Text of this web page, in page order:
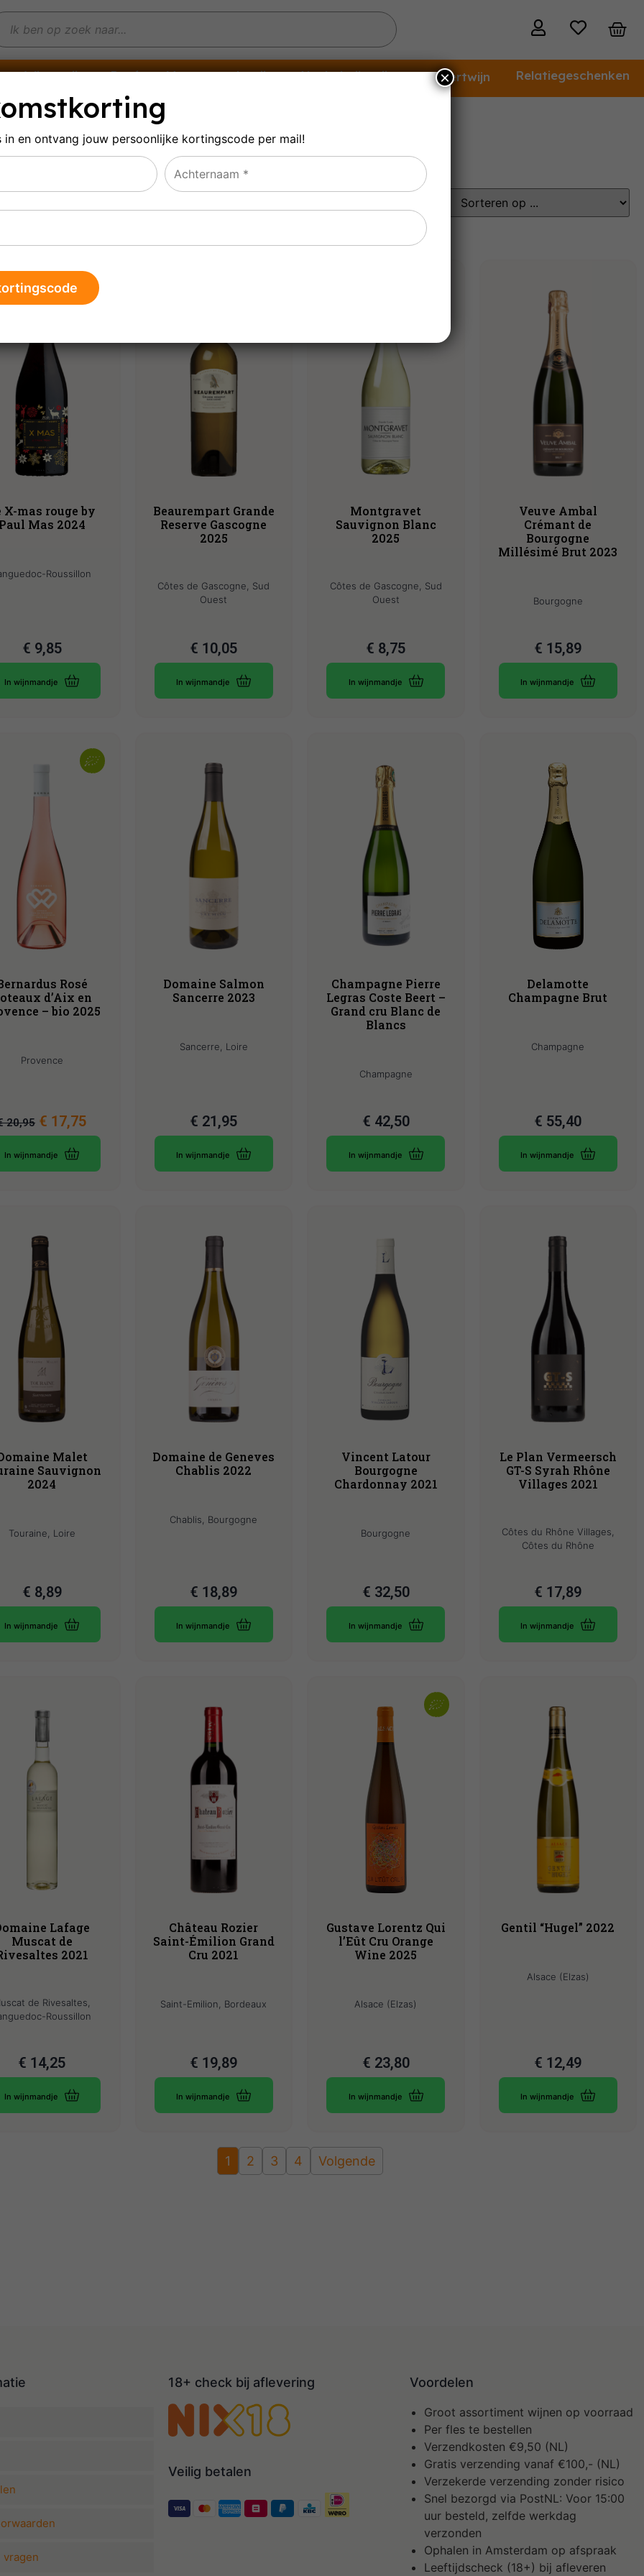
Witte wijn Rosé Mousserende wijn Alcoholvrije wijn Dessertwijn Relatiegeschenken
X-mas rouge by
Mas 2024
Roussillon
€ 9,85
In wijnmandje
Beaurempart Grande
Reserve Gascogne
2025
Côtes de Gascogne, Sud
Ouest
€ 10,05
In wijnmandje
Montgravet
Sauvignon Blanc
2025
Côtes de Gascogne, Sud
Ouest
€ 8,75
In wijnmandje
Veuve Ambal
Crémant de
Bourgogne
Millésimé Brut 2023
Bourgogne
€ 15,89
In wijnmandje
Rosé
d’Aix en
– bio 2025
Provence
20,95 € 17,75
In wijnmandje
Domaine Salmon
Sancerre 2023
Sancerre, Loire
€ 21,95
In wijnmandje
Champagne Pierre
Legras Coste Beert –
Grand cru Blanc de
Blancs
Champagne
€ 42,50
In wijnmandje
Delamotte
Champagne Brut
Champagne
€ 55,40
In wijnmandje
Malet
Sauvignon
2024
Touraine, Loire
€ 8,89
In wijnmandje
Domaine de Geneves
Chablis 2022
Chablis, Bourgogne
€ 18,89
In wijnmandje
Vincent Latour
Bourgogne
Chardonnay 2021
Bourgogne
€ 32,50
In wijnmandje
Le Plan Vermeersch
GT-S Syrah Rhône
Villages 2021
Côtes du Rhône Villages,
Côtes du Rhône
€ 17,89
In wijnmandje
Lafage
Muscat de
2021
de Rivesaltes,
Roussillon
€ 14,25
In wijnmandje
Château Rozier
Saint-Émilion Grand
Cru 2021
Saint-Emilion, Bordeaux
€ 19,89
In wijnmandje
Gustave Lorentz Qui
l’Eût Cru Orange
Wine 2025
Alsace (Elzas)
€ 23,80
In wijnmandje
Gentil “Hugel” 2022
Alsace (Elzas)
€ 12,49
In wijnmandje
1 2 3 4 Volgende
vragen
18+ check bij aflevering
Veilig betalen
Voordelen
Groot assortiment wijnen op voorraad
Per fles te bestellen
Verzendkosten €9,50 (NL)
Gratis verzending vanaf €100,- (NL)
Verzekerde verzending zonder risico
Snel bezorgd via PostNL: Voor 15:00
uur besteld, zelfde werkdag
verzonden
Ophalen in Amsterdam op afspraak
Leeftijdscheck (18+) bij afleveren
in en ontvang jouw persoonlijke kortingscode per mail!
×